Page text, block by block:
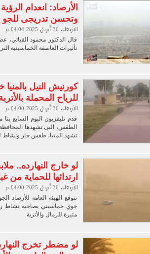
الأرصاد: انعدام
وتحسن تدريجى للجو
الأربعاء، 30 أبريل 2025 04:04 م
قال الدكتور محمود القياتي،
تأثيرات العاصفة الخماسينية
كورنيش النيل
للرياح المحملة
الأربعاء، 30 أبريل 2025 04:00 م
قدم تليفزيون اليوم السابع
الطقس، التى تشهدها المحافظة
تشهد المنيا، طقس حار ونشاط
لو خارج النهارده..
ارتدائها للحماية من
الأربعاء، 30 أبريل 2025 04:00 م
تتوقع الهيئة العامة للأرصاد
مثيرة للرمال والأتربة
لو مضطر تخرج